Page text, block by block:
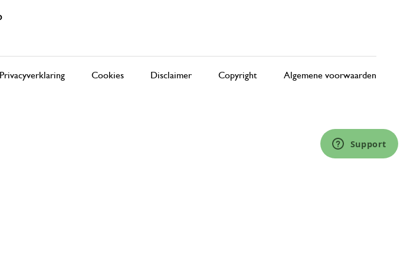
Privacyverklaring Cookies Disclaimer Copyright Algemene voorwaarden
Support